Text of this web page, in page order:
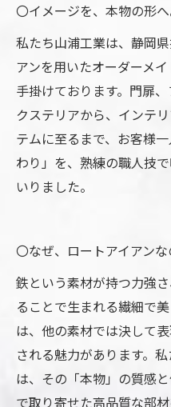
〇イメージを、本物の形へ
私たち山浦工業は、静岡
アンを用いたオーダーメ
手掛けております。門扉
クステリアから、インテ
テムに至るまで、お客様
わり」を、熟練の職人技
いりました。
〇なぜ、ロートアイアンな
鉄という素材が持つ力強
ることで生まれる繊細で
は、他の素材では決して
される魅力があります。
は、その「本物」の質感
で取り寄せた高品質な部